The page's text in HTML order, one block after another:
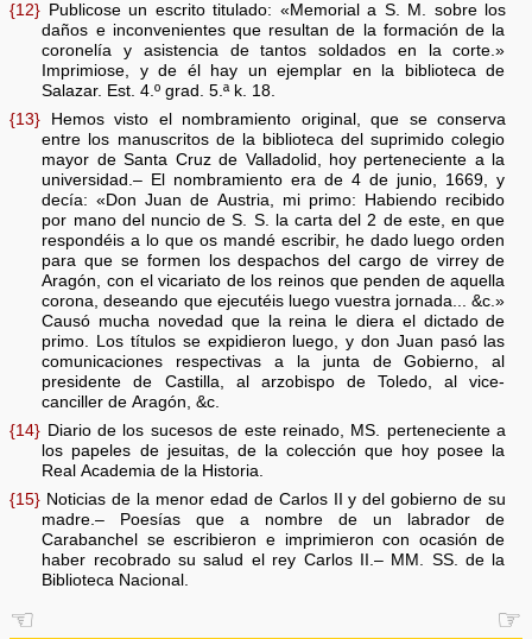
{12} Publicose un escrito titulado: «Memorial a S. M. sobre los
daños e inconvenientes que resultan de la formación de la
coronelía y asistencia de tantos soldados en la corte.»
Imprimiose, y de él hay un ejemplar en la biblioteca de
Salazar. Est. 4.º grad. 5.ª k. 18.
{13} Hemos visto el nombramiento original, que se conserva
entre los manuscritos de la biblioteca del suprimido colegio
mayor de Santa Cruz de Valladolid, hoy perteneciente a la
universidad.– El nombramiento era de 4 de junio, 1669, y
decía: «Don Juan de Austria, mi primo: Habiendo recibido
por mano del nuncio de S. S. la carta del 2 de este, en que
respondéis a lo que os mandé escribir, he dado luego orden
para que se formen los despachos del cargo de virrey de
Aragón, con el vicariato de los reinos que penden de aquella
corona, deseando que ejecutéis luego vuestra jornada... &c.»
Causó mucha novedad que la reina le diera el dictado de
primo. Los títulos se expidieron luego, y don Juan pasó las
comunicaciones respectivas a la junta de Gobierno, al
presidente de Castilla, al arzobispo de Toledo, al vice-
canciller de Aragón, &c.
{14} Diario de los sucesos de este reinado, MS. perteneciente a
los papeles de jesuitas, de la colección que hoy posee la
Real Academia de la Historia.
{15} Noticias de la menor edad de Carlos II y del gobierno de su
madre.– Poesías que a nombre de un labrador de
Carabanchel se escribieron e imprimieron con ocasión de
haber recobrado su salud el rey Carlos II.– MM. SS. de la
Biblioteca Nacional.
☜ ☞